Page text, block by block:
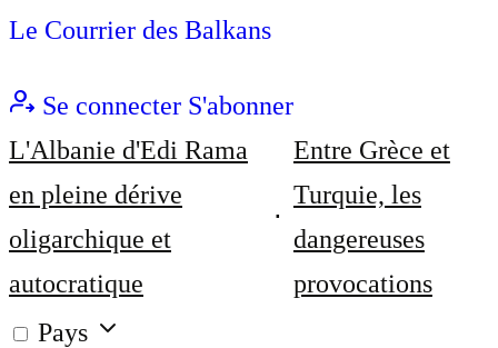
Le Courrier des Balkans
Se connecter S'abonner
L'Albanie d'Edi Rama
en pleine dérive
oligarchique et
autocratique
Entre Grèce et
Turquie, les
dangereuses
provocations
Pays